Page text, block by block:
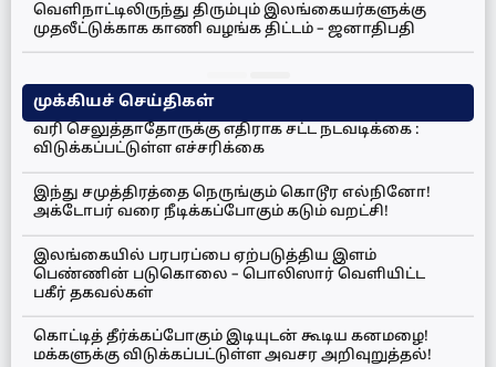
வெளிநாட்டிலிருந்து திரும்பும் இலங்கையர்களுக்கு
முதலீட்டுக்காக காணி வழங்க திட்டம் – ஜனாதிபதி
முக்கியச் செய்திகள்
வரி செலுத்தாதோருக்கு எதிராக சட்ட நடவடிக்கை :
விடுக்கப்பட்டுள்ள எச்சரிக்கை
இந்து சமுத்திரத்தை நெருங்கும் கொடூர எல்நினோ!
அக்டோபர் வரை நீடிக்கப்போகும் கடும் வறட்சி!
இலங்கையில் பரபரப்பை ஏற்படுத்திய இளம்
பெண்ணின் படுகொலை – பொலிஸார் வெளியிட்ட
பகீர் தகவல்கள்
கொட்டித் தீர்க்கப்போகும் இடியுடன் கூடிய கனமழை!
மக்களுக்கு விடுக்கப்பட்டுள்ள அவசர அறிவுறுத்தல்!